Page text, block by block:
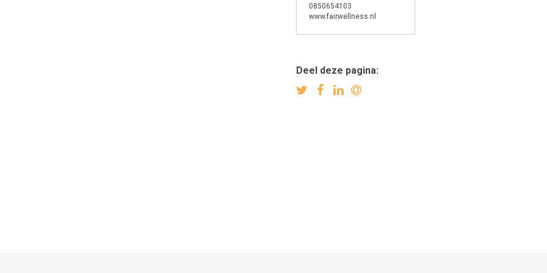
0850654103
www.fairwellness.nl
Deel deze pagina: